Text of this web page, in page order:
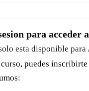
para acceder
esta disponible
puedes